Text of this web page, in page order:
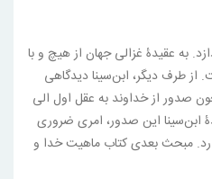
به عقیدۀ غزالی جهان از هیچ و با
طرف دیگر، ابن‌سینا دیدگاهی
صدور از خداوند به عقل اول الی
ابن‌سینا این صدور، امری ضروری
مبحث بعدی کتاب ماهیت خدا و